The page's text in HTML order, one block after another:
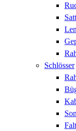
Schlösser